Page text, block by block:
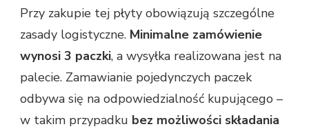
Przy zakupie tej płyty obowiązują szczególne
zasady logistyczne. Minimalne zamówienie
wynosi 3 paczki, a wysyłka realizowana jest na
palecie. Zamawianie pojedynczych paczek
odbywa się na odpowiedzialność kupującego –
w takim przypadku bez możliwości składania